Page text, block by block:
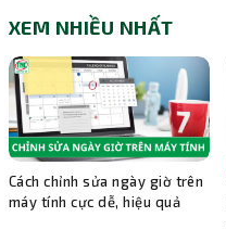
XEM NHIỀU NHẤT
Cách chỉnh sửa ngày giờ trên
máy tính cực dễ, hiệu quả